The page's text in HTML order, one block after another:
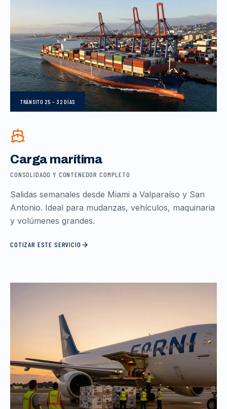
TRÁNSITO 25 – 32 DÍAS
Carga marítima
CONSOLIDADO Y CONTENEDOR COMPLETO
Salidas semanales desde Miami a Valparaíso y San
Antonio. Ideal para mudanzas, vehículos, maquinaria
y volúmenes grandes.
COTIZAR ESTE SERVICIO